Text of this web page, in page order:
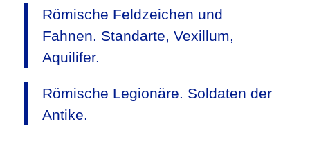
Römische Feldzeichen und
Fahnen. Standarte, Vexillum,
Aquilifer.
Römische Legionäre. Soldaten der
Antike.